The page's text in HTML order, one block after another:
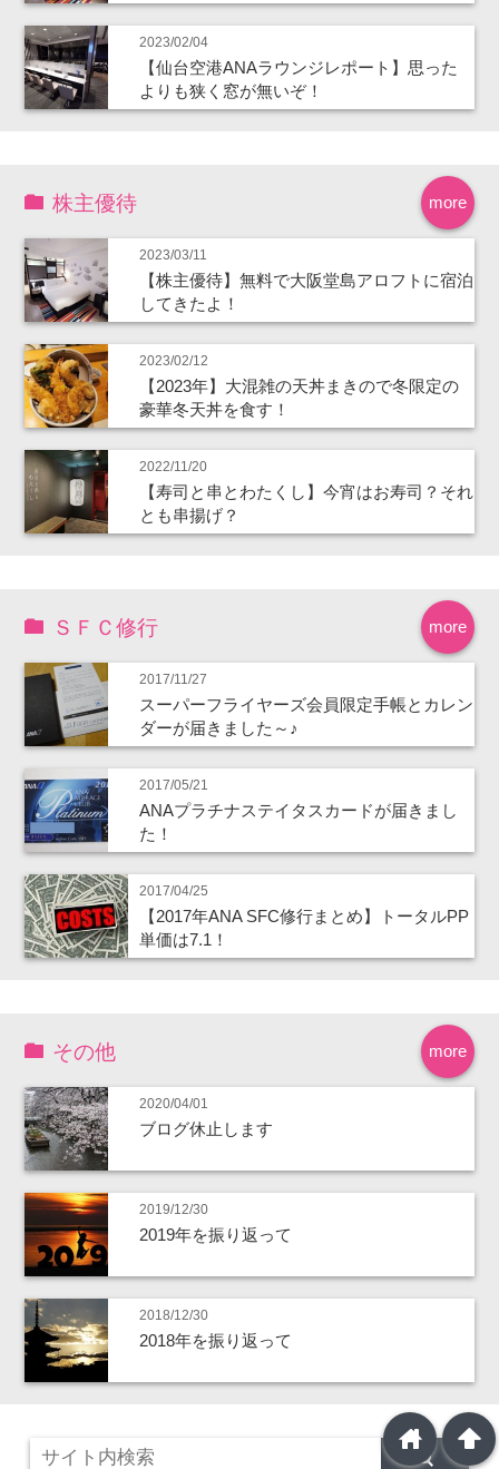
2023/02/04
【仙台空港ANAラウンジレポート】思った
よりも狭く窓が無いぞ！
more
株主優待
2023/03/11
【株主優待】無料で大阪堂島アロフトに宿泊
してきたよ！
2023/02/12
【2023年】大混雑の天丼まきので冬限定の
豪華冬天丼を食す！
2022/11/20
【寿司と串とわたくし】今宵はお寿司？それ
とも串揚げ？
more
ＳＦＣ修行
2017/11/27
スーパーフライヤーズ会員限定手帳とカレン
ダーが届きました～♪
2017/05/21
ANAプラチナステイタスカードが届きまし
た！
2017/04/25
【2017年ANA SFC修行まとめ】トータルPP
単価は7.1！
more
その他
2020/04/01
ブログ休止します
2019/12/30
2019年を振り返って
2018/12/30
2018年を振り返って
arrowup
home